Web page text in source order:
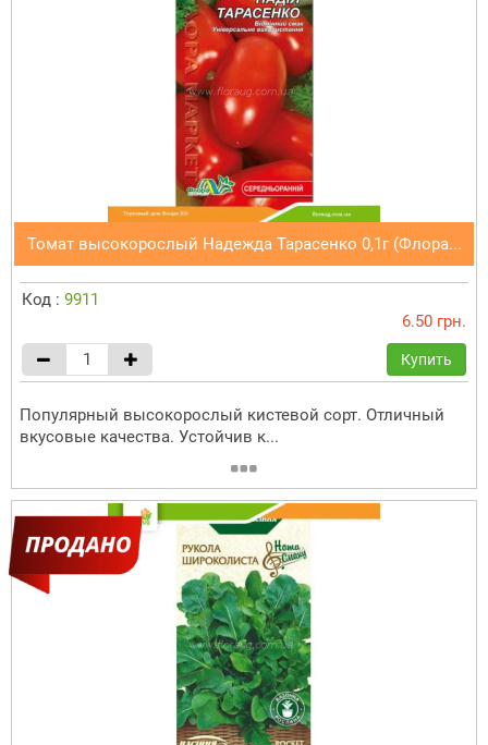
Томат высокорослый Надежда Тарасенко 0,1г (Флора...
Код : 9911
6.50 грн.
Купить
Популярный высокорослый кистевой сорт. Отличный
вкусовые качества. Устойчив к...